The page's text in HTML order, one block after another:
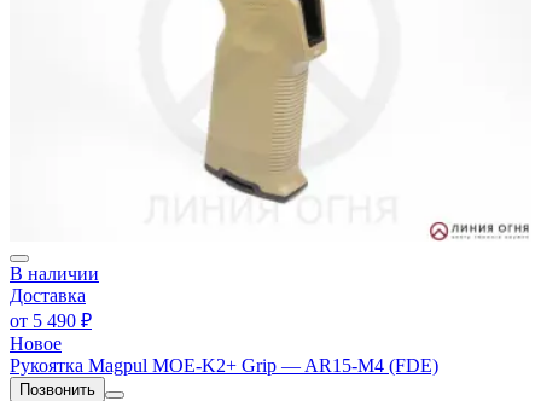
В наличии
Доставка
от 5 490 ₽
Новое
Рукоятка Magpul MOE-K2+ Grip — AR15-M4 (FDE)
Позвонить